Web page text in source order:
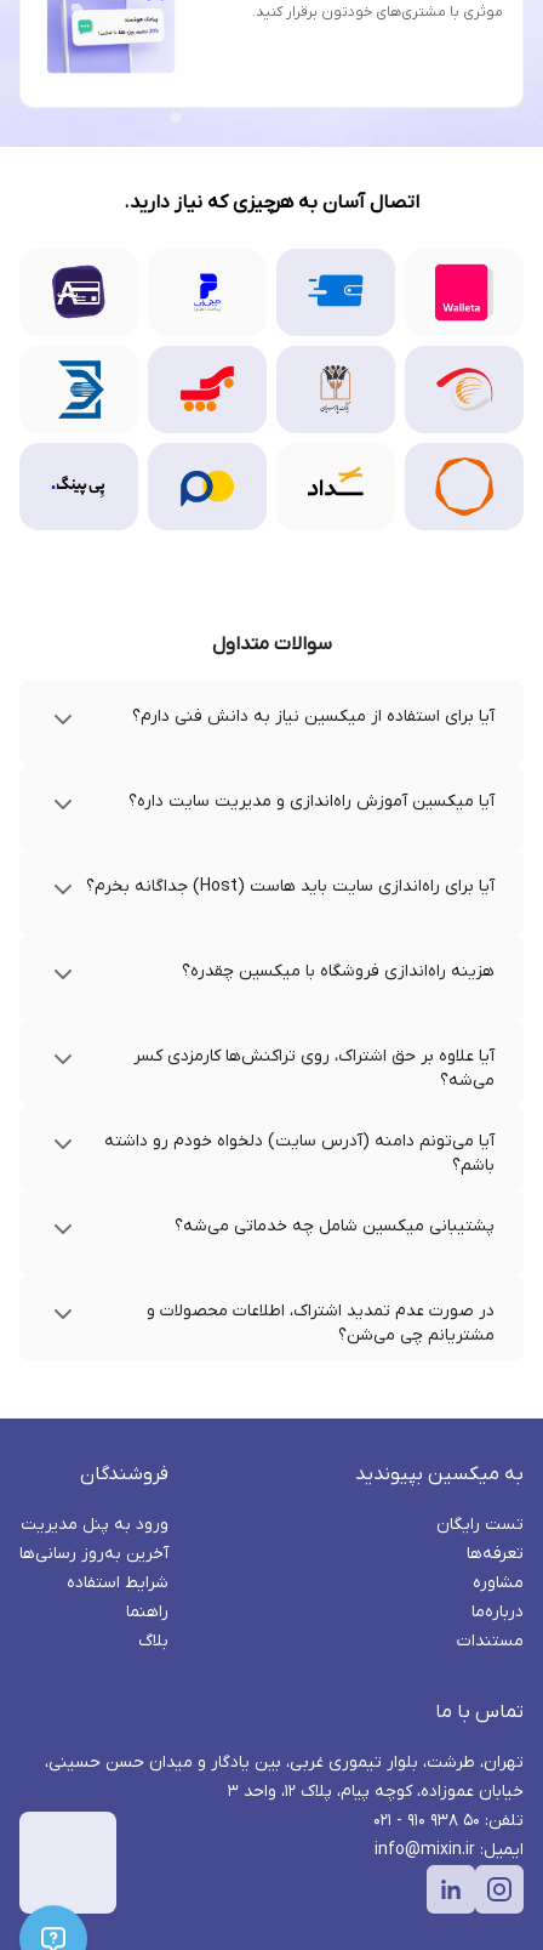
موثری با مشتری‌های خودتون برقرار کنید.
اتصال آسان به هرچیزی که نیاز دارید.
سوالات متداول
آیا برای استفاده از میکسین نیاز به دانش فنی دارم؟
آیا میکسین آموزش راه‌اندازی و مدیریت سایت داره؟
آیا برای راه‌اندازی سایت باید هاست (Host) جداگانه بخرم؟
هزینه راه‌اندازی فروشگاه با میکسین چقدره؟
آیا علاوه بر حق اشتراک، روی تراکنش‌ها کارمزدی کسر
می‌شه؟
آیا می‌تونم دامنه (آدرس سایت) دلخواه خودم رو داشته
باشم؟
پشتیبانی میکسین شامل چه خدماتی می‌شه؟
در صورت عدم تمدید اشتراک، اطلاعات محصولات و
مشتریانم چی می‌شن؟
به میکسین بپیوندید
تست رایگان
تعرفه‌ها
مشاوره
درباره‌ما
مستندات
فروشندگان
ورود به پنل مدیریت
آخرین به‌روز رسانی‌ها
شرایط استفاده
راهنما
بلاگ
تماس با ما
تهران، طرشت، بلوار تیموری غربی، بین یادگار و میدان حسن حسینی،
خیابان عموزاده، کوچه پیام، پلاک ۱۲، واحد ۳
تلفن: ۵۰ ۹۳۸ ۹۱۰ - ۰۲۱
ایمیل: info@mixin.ir